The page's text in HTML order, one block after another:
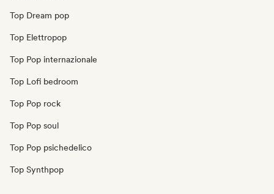
Top Dream pop
Top Elettropop
Top Pop internazionale
Top Lofi bedroom
Top Pop rock
Top Pop soul
Top Pop psichedelico
Top Synthpop